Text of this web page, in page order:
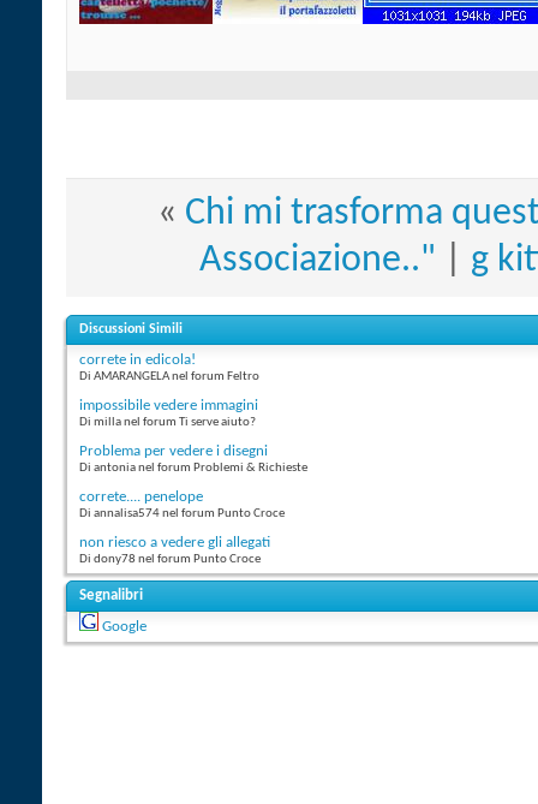
« Chi mi trasforma
Associazione.."
g
Discussioni Simili
correte in edicola!
Di AMARANGELA nel forum Feltro
impossibile vedere immagini
Di milla nel forum Ti serve aiuto?
Problema per vedere i disegni
Di antonia nel forum Problemi & Richieste
correte.... penelope
Di annalisa574 nel forum Punto Croce
non riesco a vedere gli allegati
Di dony78 nel forum Punto Croce
Segnalibri
Google